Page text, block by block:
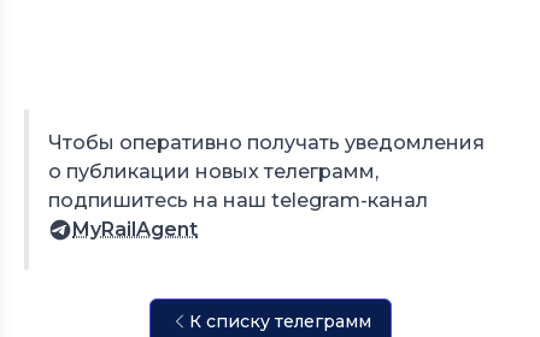
Чтобы оперативно получать уведомления
о публикации новых телеграмм,
подпишитесь на наш telegram-канал
MyRailAgent
К списку телеграмм